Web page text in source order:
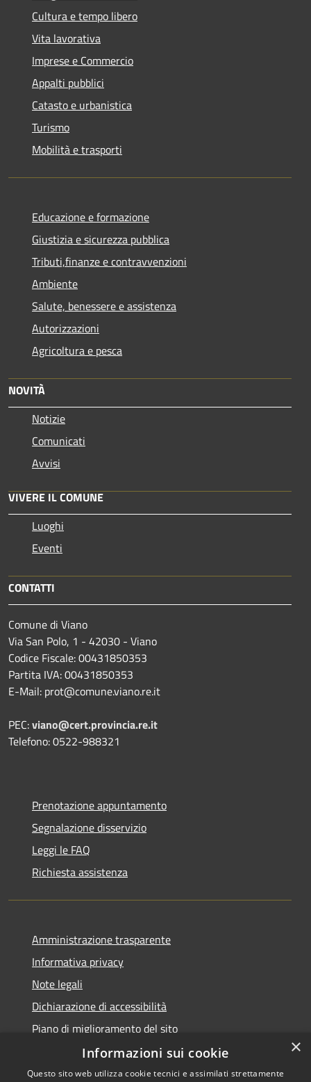
Cultura e tempo libero
Vita lavorativa
Imprese e Commercio
Appalti pubblici
Catasto e urbanistica
Turismo
Mobilità e trasporti
Educazione e formazione
Giustizia e sicurezza pubblica
Tributi,finanze e contravvenzioni
Ambiente
Salute, benessere e assistenza
Autorizzazioni
Agricoltura e pesca
NOVITÀ
Notizie
Comunicati
Avvisi
VIVERE IL COMUNE
Luoghi
Eventi
CONTATTI
Comune di Viano
Via San Polo, 1 - 42030 - Viano
Codice Fiscale: 00431850353
Partita IVA: 00431850353
E-Mail: prot@comune.viano.re.it
PEC:viano@cert.provincia.re.it
Telefono: 0522-988321
Prenotazione appuntamento
Segnalazione disservizio
Leggi le FAQ
Richiesta assistenza
Amministrazione trasparente
Informativa privacy
Note legali
Dichiarazione di accessibilità
Piano di miglioramento del sito
×
Informazioni sui cookie
Questo sito web utilizza cookie tecnici e assimilati strettamente